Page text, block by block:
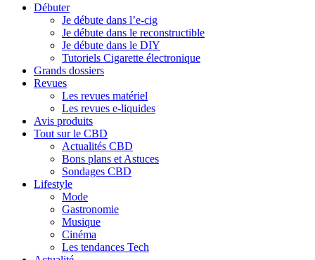
Débuter
Je débute dans l’e-cig
Je débute dans le reconstructible
Je débute dans le DIY
Tutoriels Cigarette électronique
Grands dossiers
Revues
Les revues matériel
Les revues e-liquides
Avis produits
Tout sur le CBD
Actualités CBD
Bons plans et Astuces
Sondages CBD
Lifestyle
Mode
Gastronomie
Musique
Cinéma
Les tendances Tech